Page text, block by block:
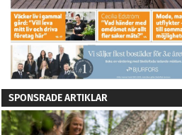
SPONSRADE ARTIKLAR